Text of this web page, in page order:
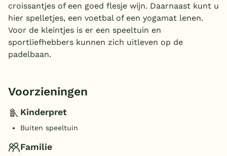
croissantjes of een goed flesje wijn. Daarnaast kunt u
hier spelletjes, een voetbal of een yogamat lenen.
Voor de kleintjes is er een speeltuin en
sportliefhebbers kunnen zich uitleven op de
padelbaan.
Voorzieningen
Kinderpret
Buiten speeltuin
Familie